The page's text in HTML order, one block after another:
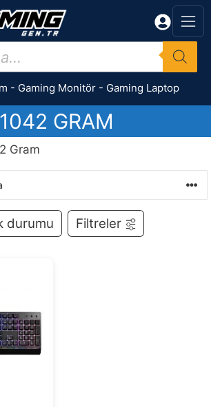
- Gaming Monitör - Gaming Laptop
1042 GRAM
Gram
durumu Filtreler